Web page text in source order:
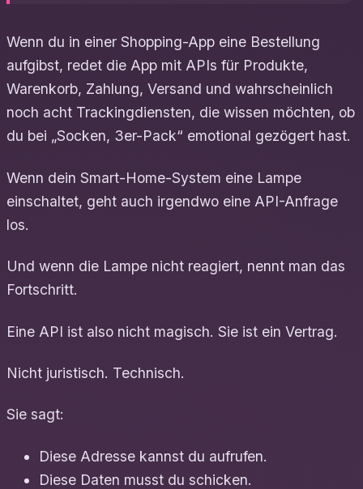
Wenn du in einer Shopping-App eine Bestellung
aufgibst, redet die App mit APIs für Produkte,
Warenkorb, Zahlung, Versand und wahrscheinlich
noch acht Trackingdiensten, die wissen möchten, ob
du bei „Socken, 3er-Pack“ emotional gezögert hast.
Wenn dein Smart-Home-System eine Lampe
einschaltet, geht auch irgendwo eine API-Anfrage
los.
Und wenn die Lampe nicht reagiert, nennt man das
Fortschritt.
Eine API ist also nicht magisch. Sie ist ein Vertrag.
Nicht juristisch. Technisch.
Sie sagt:
Diese Adresse kannst du aufrufen.
Diese Daten musst du schicken.